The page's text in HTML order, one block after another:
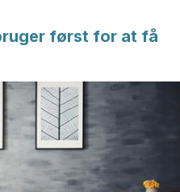
først for at få